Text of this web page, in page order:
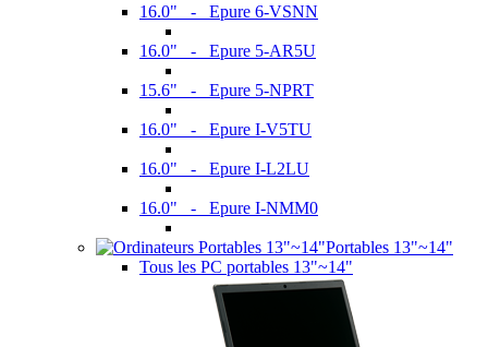
16.0" - Epure 6-VSNN
16.0" - Epure 5-AR5U
15.6" - Epure 5-NPRT
16.0" - Epure I-V5TU
16.0" - Epure I-L2LU
16.0" - Epure I-NMM0
Portables 13"~14"
Tous les PC portables 13"~14"